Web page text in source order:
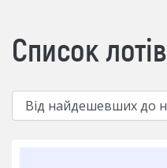
Список лотів